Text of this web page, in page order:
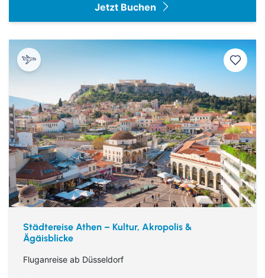
Jetzt Buchen
Städtereise Athen – Kultur, Akropolis &
Ägäisblicke
Fluganreise ab Düsseldorf